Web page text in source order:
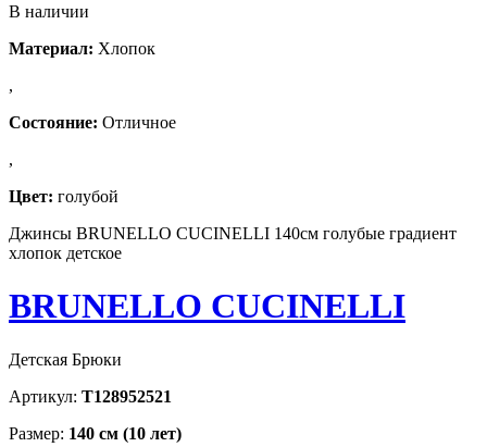
В наличии
Материал: Хлопок
,
Состояние: Отличное
,
Цвет: голубой
Джинсы BRUNELLO CUCINELLI 140см голубые градиент
хлопок детское
BRUNELLO CUCINELLI
Детская Брюки
Артикул: T128952521
Размер: 140 см (10 лет)